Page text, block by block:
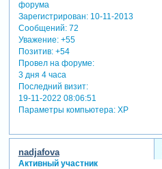
Зарегистрирован: 10-11-2013
Сообщений:72
Уважение: +55
Позитив: +54
Провел на форуме:
3 дня 4 часа
Последний визит:
19-11-2022 08:06:51
Параметры компьютера:XP
nadjafova
Активный участник